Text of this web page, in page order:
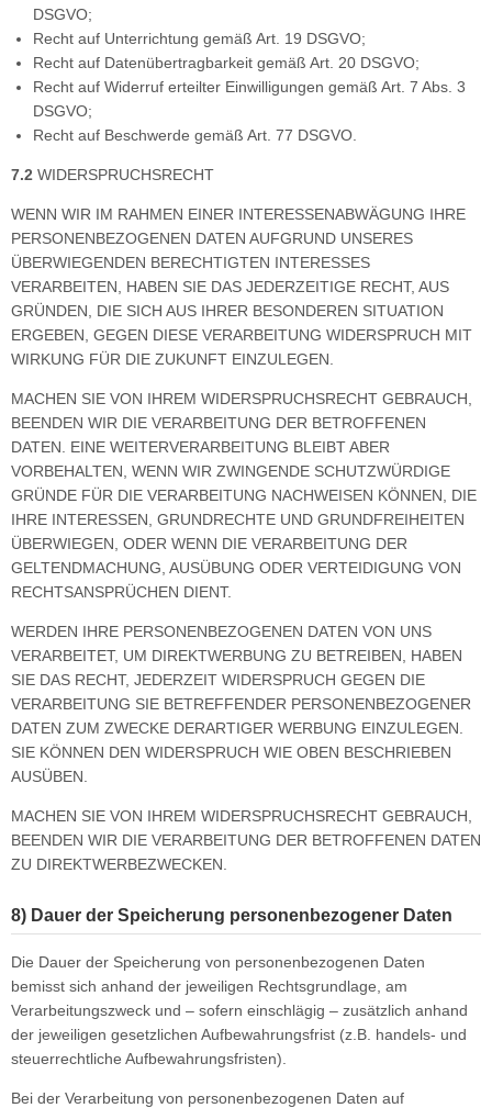
DSGVO;
Recht auf Unterrichtung gemäß Art. 19 DSGVO;
Recht auf Datenübertragbarkeit gemäß Art. 20 DSGVO;
Recht auf Widerruf erteilter Einwilligungen gemäß Art. 7 Abs. 3
DSGVO;
Recht auf Beschwerde gemäß Art. 77 DSGVO.
7.2 WIDERSPRUCHSRECHT
WENN WIR IM RAHMEN EINER INTERESSENABWÄGUNG IHRE
PERSONENBEZOGENEN DATEN AUFGRUND UNSERES
ÜBERWIEGENDEN BERECHTIGTEN INTERESSES
VERARBEITEN, HABEN SIE DAS JEDERZEITIGE RECHT, AUS
GRÜNDEN, DIE SICH AUS IHRER BESONDEREN SITUATION
ERGEBEN, GEGEN DIESE VERARBEITUNG WIDERSPRUCH MIT
WIRKUNG FÜR DIE ZUKUNFT EINZULEGEN.
MACHEN SIE VON IHREM WIDERSPRUCHSRECHT GEBRAUCH,
BEENDEN WIR DIE VERARBEITUNG DER BETROFFENEN
DATEN. EINE WEITERVERARBEITUNG BLEIBT ABER
VORBEHALTEN, WENN WIR ZWINGENDE SCHUTZWÜRDIGE
GRÜNDE FÜR DIE VERARBEITUNG NACHWEISEN KÖNNEN, DIE
IHRE INTERESSEN, GRUNDRECHTE UND GRUNDFREIHEITEN
ÜBERWIEGEN, ODER WENN DIE VERARBEITUNG DER
GELTENDMACHUNG, AUSÜBUNG ODER VERTEIDIGUNG VON
RECHTSANSPRÜCHEN DIENT.
WERDEN IHRE PERSONENBEZOGENEN DATEN VON UNS
VERARBEITET, UM DIREKTWERBUNG ZU BETREIBEN, HABEN
SIE DAS RECHT, JEDERZEIT WIDERSPRUCH GEGEN DIE
VERARBEITUNG SIE BETREFFENDER PERSONENBEZOGENER
DATEN ZUM ZWECKE DERARTIGER WERBUNG EINZULEGEN.
SIE KÖNNEN DEN WIDERSPRUCH WIE OBEN BESCHRIEBEN
AUSÜBEN.
MACHEN SIE VON IHREM WIDERSPRUCHSRECHT GEBRAUCH,
BEENDEN WIR DIE VERARBEITUNG DER BETROFFENEN DATEN
ZU DIREKTWERBEZWECKEN.
8) Dauer der Speicherung personenbezogener Daten
Die Dauer der Speicherung von personenbezogenen Daten
bemisst sich anhand der jeweiligen Rechtsgrundlage, am
Verarbeitungszweck und – sofern einschlägig – zusätzlich anhand
der jeweiligen gesetzlichen Aufbewahrungsfrist (z.B. handels- und
steuerrechtliche Aufbewahrungsfristen).
Bei der Verarbeitung von personenbezogenen Daten auf